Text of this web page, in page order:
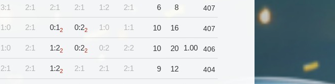
3:1 2:1 2:1 2:1 1:2 2:1 6 8 407
1:0 2:1 0:12 0:22 1:0 1:1 10 16 407
1:0 2:1 1:22 0:22 0:2 2:2 10 20 1.00 406
2:1 2:1 1:22 2:1 2:1 2:1 9 12 404